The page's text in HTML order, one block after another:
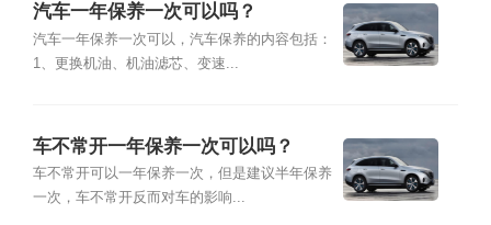
汽车一年保养一次可以吗？
汽车一年保养一次可以，汽车保养的内容包括：
1、更换机油、机油滤芯、变速...
车不常开一年保养一次可以吗？
车不常开可以一年保养一次，但是建议半年保养
一次，车不常开反而对车的影响...